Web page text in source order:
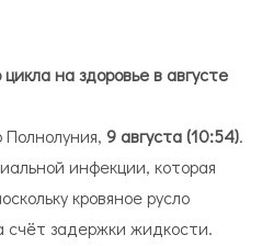
на здоровье в августе
9 августа (10:54).
инфекции, которая
кровяное русло
счёт задержки жидкости.